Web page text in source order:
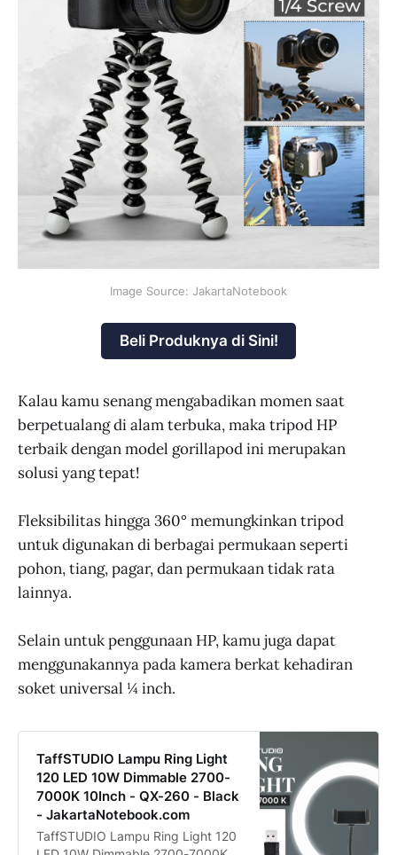
Image Source: JakartaNotebook
Beli Produknya di Sini!
Kalau kamu senang mengabadikan momen saat
berpetualang di alam terbuka, maka tripod HP
terbaik dengan model gorillapod ini merupakan
solusi yang tepat!
Fleksibilitas hingga 360° memungkinkan tripod
untuk digunakan di berbagai permukaan seperti
pohon, tiang, pagar, dan permukaan tidak rata
lainnya.
Selain untuk penggunaan HP, kamu juga dapat
menggunakannya pada kamera berkat kehadiran
soket universal ¼ inch.
TaffSTUDIO Lampu Ring Light
120 LED 10W Dimmable 2700-
7000K 10Inch - QX-260 - Black
- JakartaNotebook.com
TaffSTUDIO Lampu Ring Light 120